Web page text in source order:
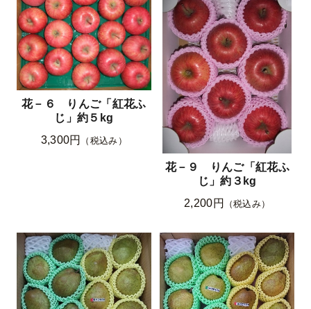
花－６ りんご「紅花ふ
じ」約５kg
3,300円
（税込み）
花－９ りんご「紅花ふ
じ」約３kg
2,200円
（税込み）